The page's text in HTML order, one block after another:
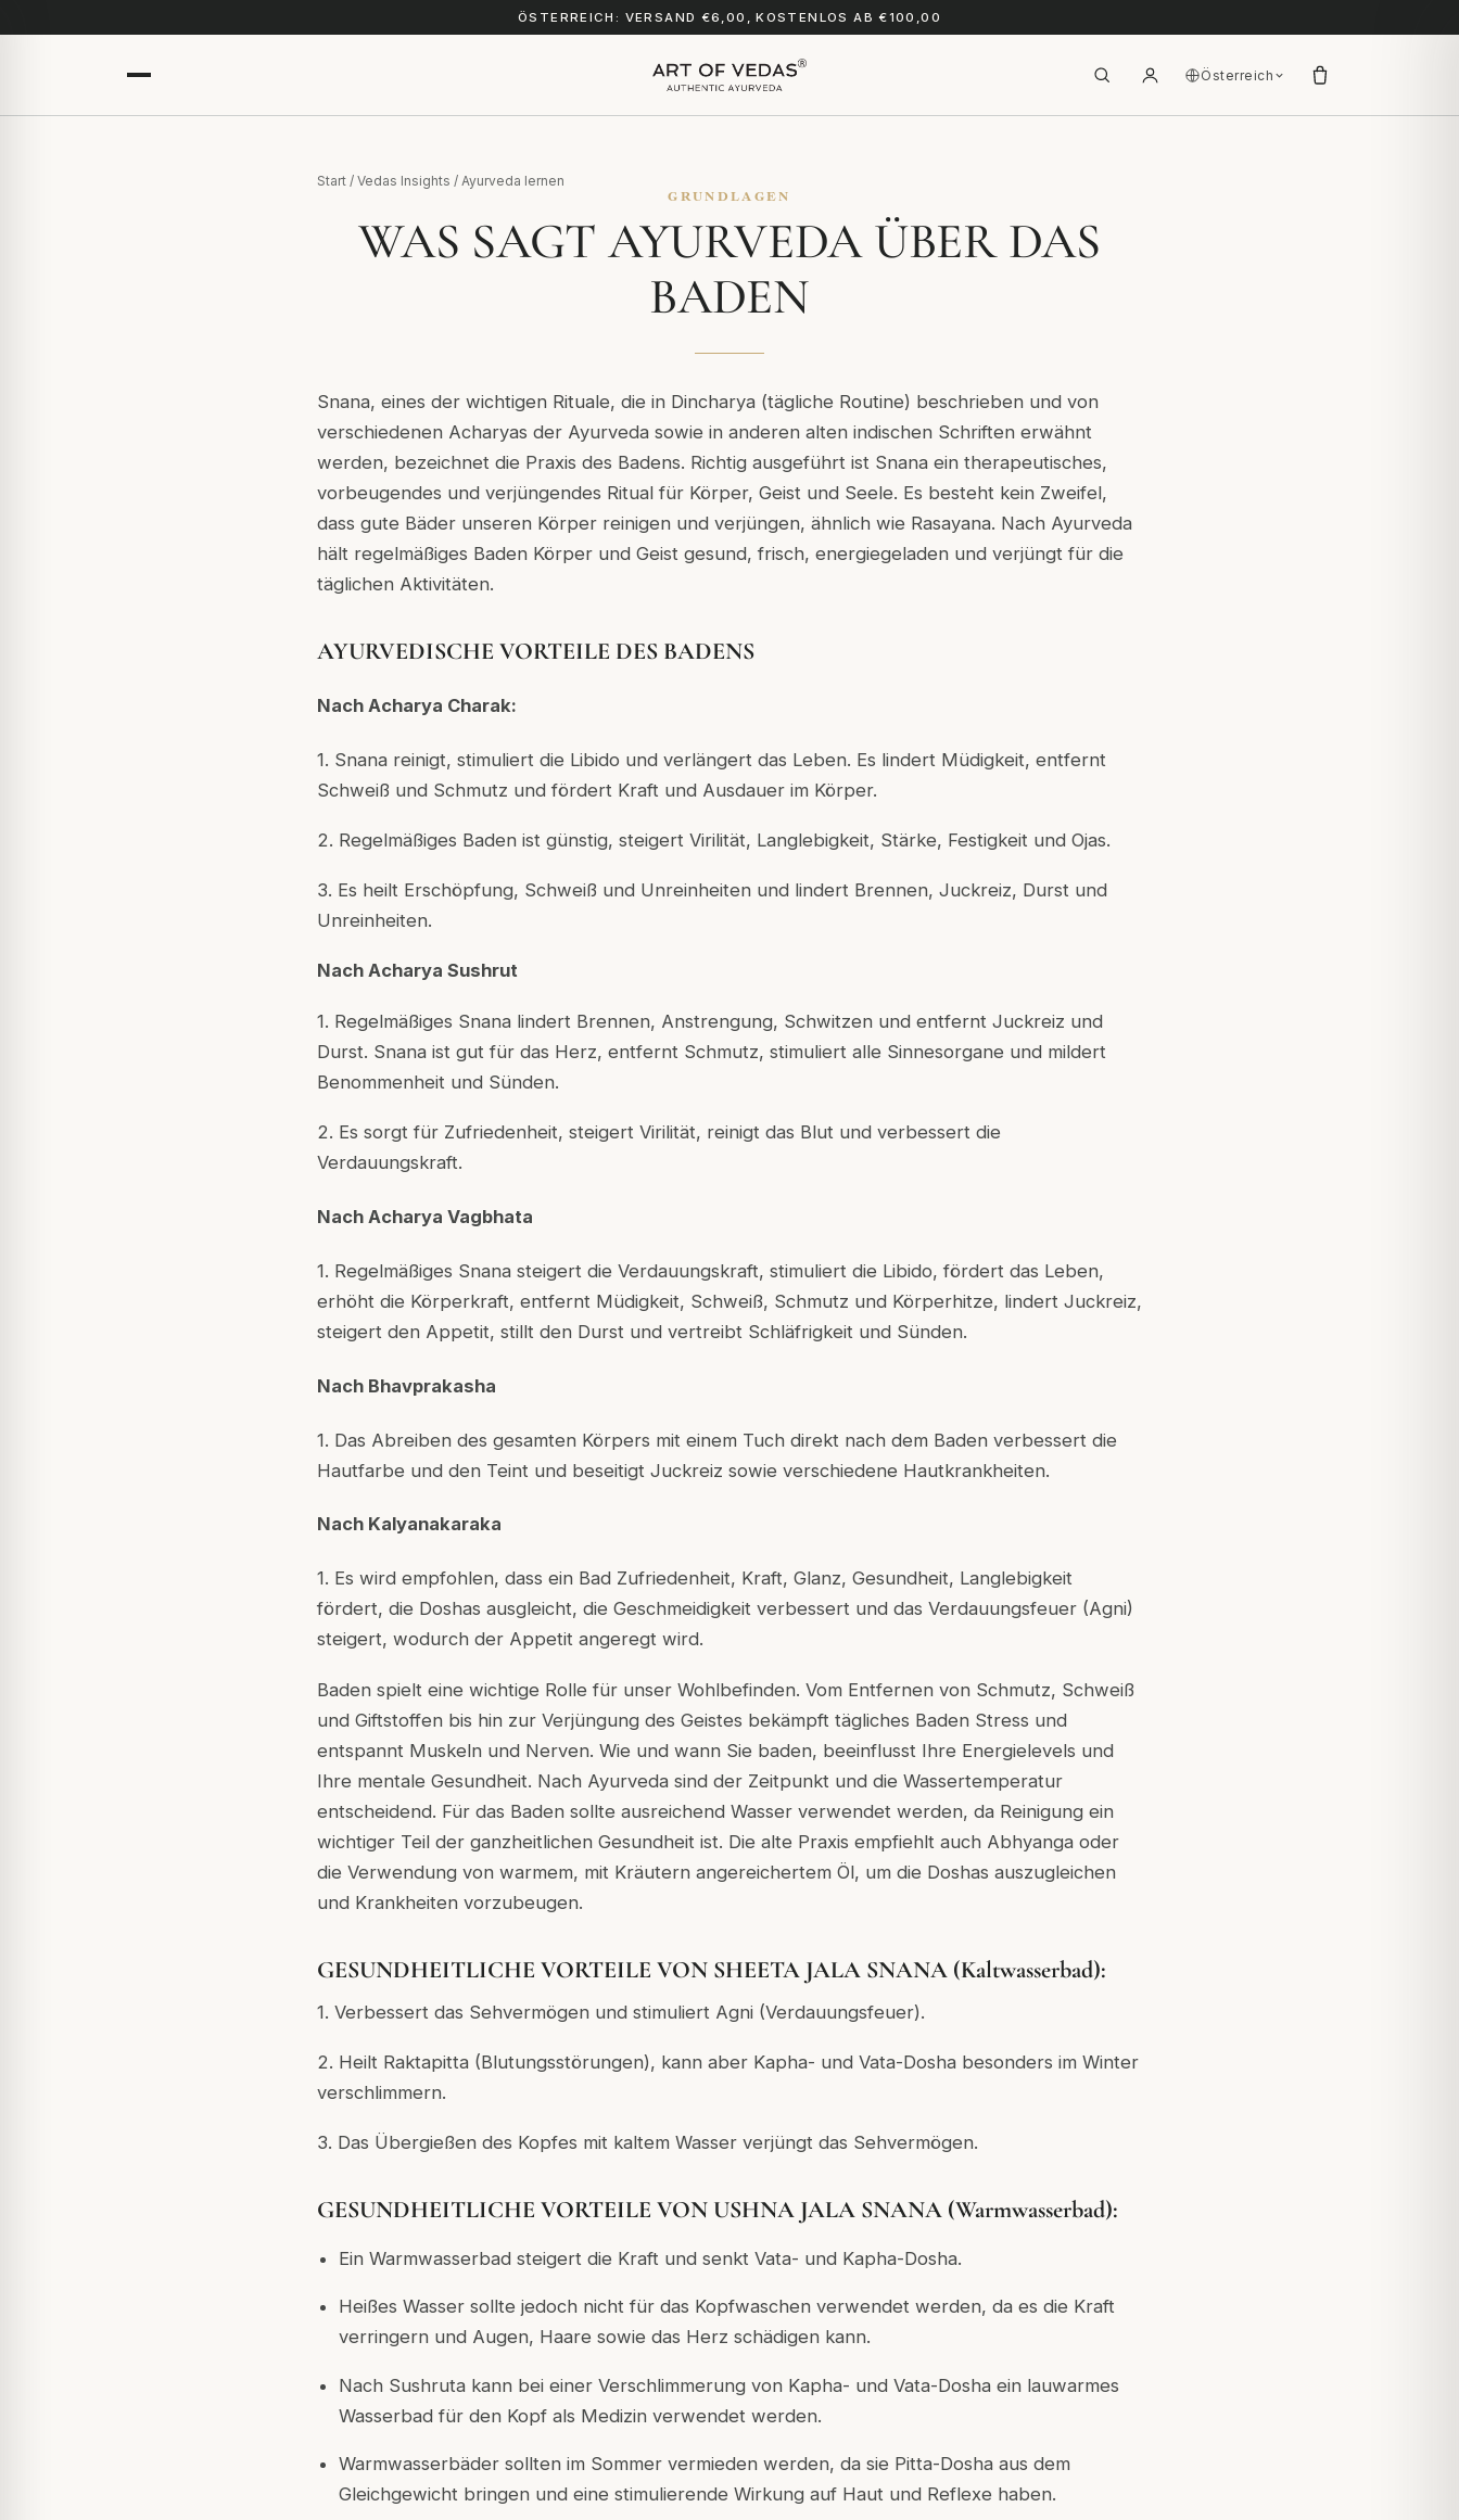
ÖSTERREICH: VERSAND €6,00, KOSTENLOS AB €100,00
Österreich
Start / Vedas Insights / Ayurveda lernen
GRUNDLAGEN
WAS SAGT AYURVEDA ÜBER DAS
BADEN
Snana, eines der wichtigen Rituale, die in Dincharya (tägliche Routine) beschrieben und von
verschiedenen Acharyas der Ayurveda sowie in anderen alten indischen Schriften erwähnt
werden, bezeichnet die Praxis des Badens. Richtig ausgeführt ist Snana ein therapeutisches,
vorbeugendes und verjüngendes Ritual für Körper, Geist und Seele. Es besteht kein Zweifel,
dass gute Bäder unseren Körper reinigen und verjüngen, ähnlich wie Rasayana. Nach Ayurveda
hält regelmäßiges Baden Körper und Geist gesund, frisch, energiegeladen und verjüngt für die
täglichen Aktivitäten.
AYURVEDISCHE VORTEILE DES BADENS
Nach Acharya Charak:
1. Snana reinigt, stimuliert die Libido und verlängert das Leben. Es lindert Müdigkeit, entfernt
Schweiß und Schmutz und fördert Kraft und Ausdauer im Körper.
2. Regelmäßiges Baden ist günstig, steigert Virilität, Langlebigkeit, Stärke, Festigkeit und Ojas.
3. Es heilt Erschöpfung, Schweiß und Unreinheiten und lindert Brennen, Juckreiz, Durst und
Unreinheiten.
Nach Acharya Sushrut
1. Regelmäßiges Snana lindert Brennen, Anstrengung, Schwitzen und entfernt Juckreiz und
Durst. Snana ist gut für das Herz, entfernt Schmutz, stimuliert alle Sinnesorgane und mildert
Benommenheit und Sünden.
2. Es sorgt für Zufriedenheit, steigert Virilität, reinigt das Blut und verbessert die
Verdauungskraft.
Nach Acharya Vagbhata
1. Regelmäßiges Snana steigert die Verdauungskraft, stimuliert die Libido, fördert das Leben,
erhöht die Körperkraft, entfernt Müdigkeit, Schweiß, Schmutz und Körperhitze, lindert Juckreiz,
steigert den Appetit, stillt den Durst und vertreibt Schläfrigkeit und Sünden.
Nach Bhavprakasha
1. Das Abreiben des gesamten Körpers mit einem Tuch direkt nach dem Baden verbessert die
Hautfarbe und den Teint und beseitigt Juckreiz sowie verschiedene Hautkrankheiten.
Nach Kalyanakaraka
1. Es wird empfohlen, dass ein Bad Zufriedenheit, Kraft, Glanz, Gesundheit, Langlebigkeit
fördert, die Doshas ausgleicht, die Geschmeidigkeit verbessert und das Verdauungsfeuer (Agni)
steigert, wodurch der Appetit angeregt wird.
Baden spielt eine wichtige Rolle für unser Wohlbefinden. Vom Entfernen von Schmutz, Schweiß
und Giftstoffen bis hin zur Verjüngung des Geistes bekämpft tägliches Baden Stress und
entspannt Muskeln und Nerven. Wie und wann Sie baden, beeinflusst Ihre Energielevels und
Ihre mentale Gesundheit. Nach Ayurveda sind der Zeitpunkt und die Wassertemperatur
entscheidend. Für das Baden sollte ausreichend Wasser verwendet werden, da Reinigung ein
wichtiger Teil der ganzheitlichen Gesundheit ist. Die alte Praxis empfiehlt auch Abhyanga oder
die Verwendung von warmem, mit Kräutern angereichertem Öl, um die Doshas auszugleichen
und Krankheiten vorzubeugen.
GESUNDHEITLICHE VORTEILE VON SHEETA JALA SNANA (Kaltwasserbad):
1. Verbessert das Sehvermögen und stimuliert Agni (Verdauungsfeuer).
2. Heilt Raktapitta (Blutungsstörungen), kann aber Kapha- und Vata-Dosha besonders im Winter
verschlimmern.
3. Das Übergießen des Kopfes mit kaltem Wasser verjüngt das Sehvermögen.
GESUNDHEITLICHE VORTEILE VON USHNA JALA SNANA (Warmwasserbad):
Ein Warmwasserbad steigert die Kraft und senkt Vata- und Kapha-Dosha.
Heißes Wasser sollte jedoch nicht für das Kopfwaschen verwendet werden, da es die Kraft
verringern und Augen, Haare sowie das Herz schädigen kann.
Nach Sushruta kann bei einer Verschlimmerung von Kapha- und Vata-Dosha ein lauwarmes
Wasserbad für den Kopf als Medizin verwendet werden.
Warmwasserbäder sollten im Sommer vermieden werden, da sie Pitta-Dosha aus dem
Gleichgewicht bringen und eine stimulierende Wirkung auf Haut und Reflexe haben.